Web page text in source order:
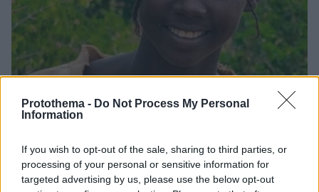
Protothema - Do Not Process My Personal
Information
If you wish to opt-out of the sale, sharing to third parties, or
processing of your personal or sensitive information for
targeted advertising by us, please use the below opt-out
Νεαρή γυναίκα με ακατέργαστη ομορφιά από την
06.08.2026, 09:18